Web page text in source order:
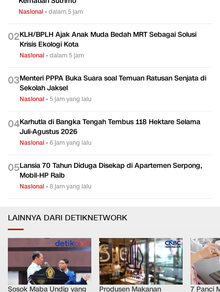
Nasional •dalam 5 jam
02KLH/BPLH Ajak Anak Muda Bedah MRT Sebagai Solusi
Krisis Ekologi Kota
Nasional •dalam 5 jam
03Menteri PPPA Buka Suara soal Temuan Ratusan Senjata di
Sekolah Jaksel
Nasional • 5 jam yang lalu
04Karhutla di Bangka Tengah Tembus 118 Hektare Selama
Juli-Agustus 2026
Nasional •6 jam yang lalu
05Lansia 70 Tahun Diduga Disekap di Apartemen Serpong,
Mobil-HP Raib
Nasional •8 jam yang lalu
LAINNYA DARI DETIKNETWORK
Sosok Maba Undip yang
Produsen Makanan
7 Panci